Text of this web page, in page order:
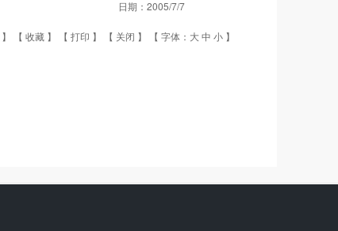
日期： 2005/7/7
】 【 收藏 】 【 打印 】 【 关闭 】 【 字体： 大中 小 】